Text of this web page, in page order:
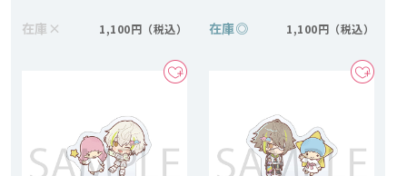
在庫 × 1,100円 在庫◎ 1,100円